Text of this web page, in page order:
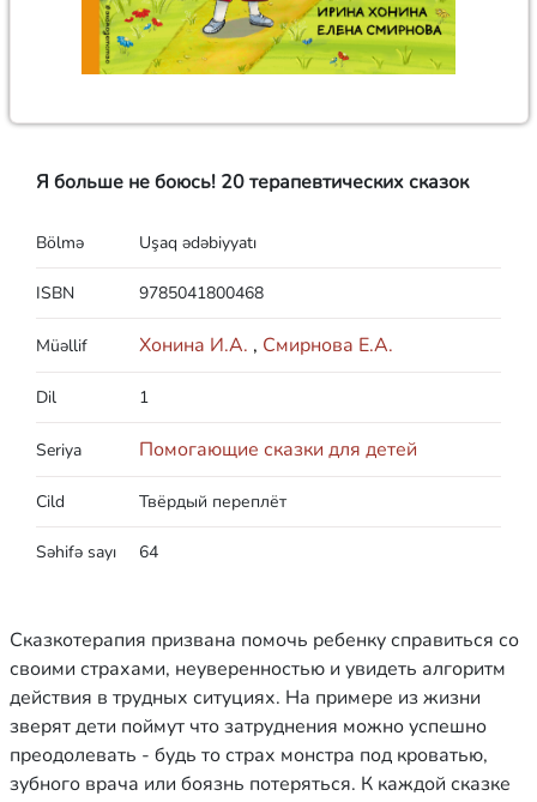
Я больше не боюсь! 20 терапевтических сказок
Bölmə Uşaq ədəbiyyatı
ISBN 9785041800468
Müəllif Хонина И.А. , Смирнова Е.А.
Dil 1
Seriya Помогающие сказки для детей
Cild Твёрдый переплёт
Səhifə sayı 64
Сказкотерапия призвана помочь ребенку справиться со
своими страхами, неуверенностью и увидеть алгоритм
действия в трудных ситуциях. На примере из жизни
зверят дети поймут что затруднения можно успешно
преодолевать - будь то страх монстра под кроватью,
зубного врача или боязнь потеряться. К каждой сказке